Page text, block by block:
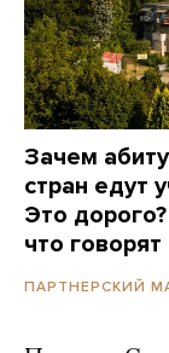
Зачем
стран едут
Это
что
ПАРТНЕРСКИЙ